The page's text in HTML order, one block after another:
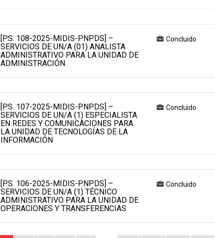
[P.S. 108-2025-MIDIS-PNPDS] –
SERVICIOS DE UN/A (01) ANALISTA
ADMINISTRATIVO PARA LA UNIDAD DE
ADMINISTRACIÓN
Concluido
[P.S. 107-2025-MIDIS-PNPDS] –
SERVICIOS DE UN/A (1) ESPECIALISTA
EN REDES Y COMUNICACIONES PARA
LA UNIDAD DE TECNOLOGÍAS DE LA
INFORMACIÓN
Concluido
[P.S. 106-2025-MIDIS-PNPDS] –
SERVICIOS DE UN/A (1) TÉCNICO
ADMINISTRATIVO PARA LA UNIDAD DE
OPERACIONES Y TRANSFERENCIAS
Concluido